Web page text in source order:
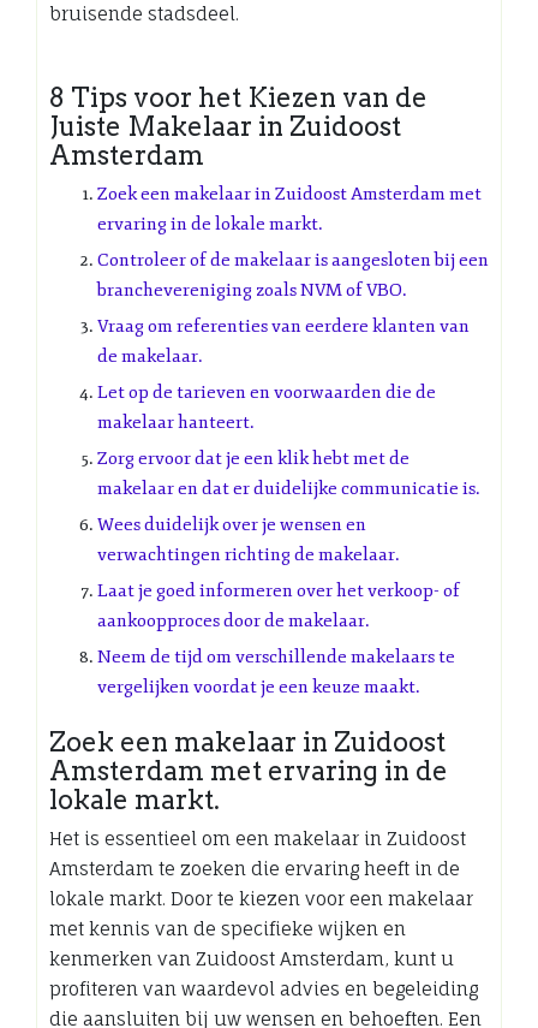
bruisende stadsdeel.
8 Tips voor het Kiezen van de
Juiste Makelaar in Zuidoost
Amsterdam
Zoek een makelaar in Zuidoost Amsterdam met
ervaring in de lokale markt.
Controleer of de makelaar is aangesloten bij een
branchevereniging zoals NVM of VBO.
Vraag om referenties van eerdere klanten van
de makelaar.
Let op de tarieven en voorwaarden die de
makelaar hanteert.
Zorg ervoor dat je een klik hebt met de
makelaar en dat er duidelijke communicatie is.
Wees duidelijk over je wensen en
verwachtingen richting de makelaar.
Laat je goed informeren over het verkoop- of
aankoopproces door de makelaar.
Neem de tijd om verschillende makelaars te
vergelijken voordat je een keuze maakt.
Zoek een makelaar in Zuidoost
Amsterdam met ervaring in de
lokale markt.
Het is essentieel om een makelaar in Zuidoost
Amsterdam te zoeken die ervaring heeft in de
lokale markt. Door te kiezen voor een makelaar
met kennis van de specifieke wijken en
kenmerken van Zuidoost Amsterdam, kunt u
profiteren van waardevol advies en begeleiding
die aansluiten bij uw wensen en behoeften. Een